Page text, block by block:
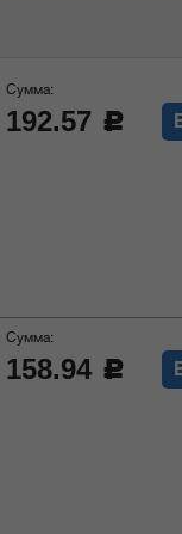
Сумма:
192.57 c
Сумма:
158.94 c